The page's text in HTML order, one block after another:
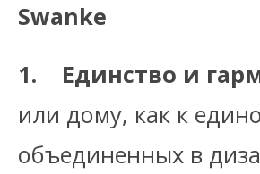
Swanke
1. Единство и
или дому, как к
объединенных в